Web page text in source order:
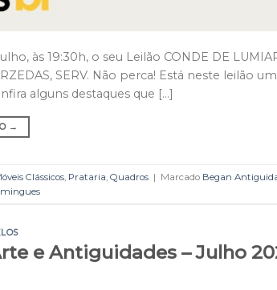
às 19:30h, o seu Leilão CONDE DE
SERV. Não perca! Está neste leilão
alguns destaques que […]
→
Clássicos Prataria Quadros | Marcado Began
e Antiguidades – Julho